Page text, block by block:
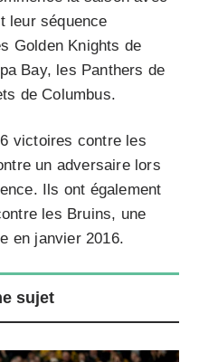
leur séquence
Golden Knights de
Bay, les Panthers de
de Columbus.
victoires contre les
un adversaire lors
Ils ont également
les Bruins, une
en janvier 2016.
sujet